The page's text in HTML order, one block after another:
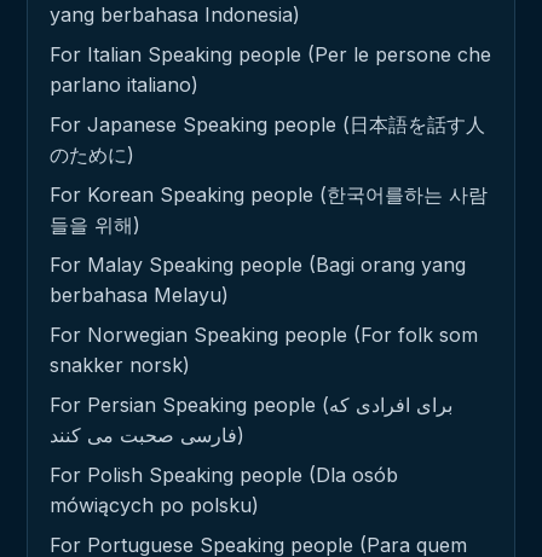
yang berbahasa Indonesia)
For Italian Speaking people (Per le persone che
parlano italiano)
For Japanese Speaking people (日本語を話す人
のために)
For Korean Speaking people (한국어를하는 사람
들을 위해)
For Malay Speaking people (Bagi orang yang
berbahasa Melayu)
For Norwegian Speaking people (For folk som
snakker norsk)
For Persian Speaking people (برای افرادی که
فارسی صحبت می کنند)
For Polish Speaking people (Dla osób
mówiących po polsku)
For Portuguese Speaking people (Para quem